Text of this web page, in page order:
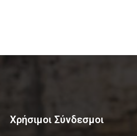
Χρήσιμοι Σύνδεσμοι